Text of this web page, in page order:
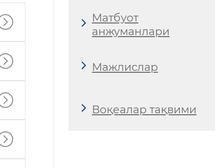
Матбуот
анжуманлари
Мажлислар
Воқеалар тақвими